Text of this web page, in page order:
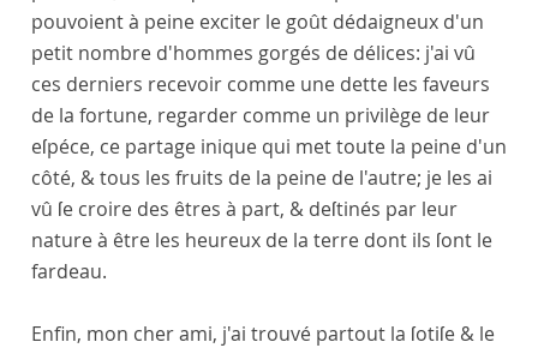
pouvoient à peine exciter le goût dédaigneux d'un
petit nombre d'hommes gorgés de délices: j'ai vû
ces derniers recevoir comme une dette les faveurs
de la fortune, regarder comme un privilège de leur
eſpéce, ce partage inique qui met toute la peine d'un
côté, & tous les fruits de la peine de l'autre; je les ai
vû ſe croire des êtres à part, & deſtinés par leur
nature à être les heureux de la terre dont ils ſont le
fardeau.
Enfin, mon cher ami, j'ai trouvé partout la ſotiſe & le